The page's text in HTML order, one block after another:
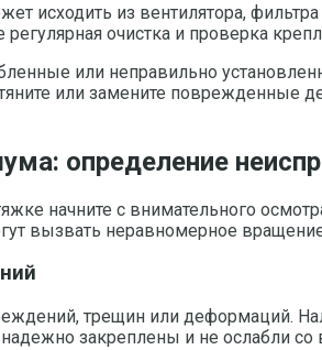
исходить из вентилятора,
очистка и проверка
или неправильно
или замените поврежденные
определение
начните с внимательного
вызвать неравномерное
трещин или
закреплены и не ослабли